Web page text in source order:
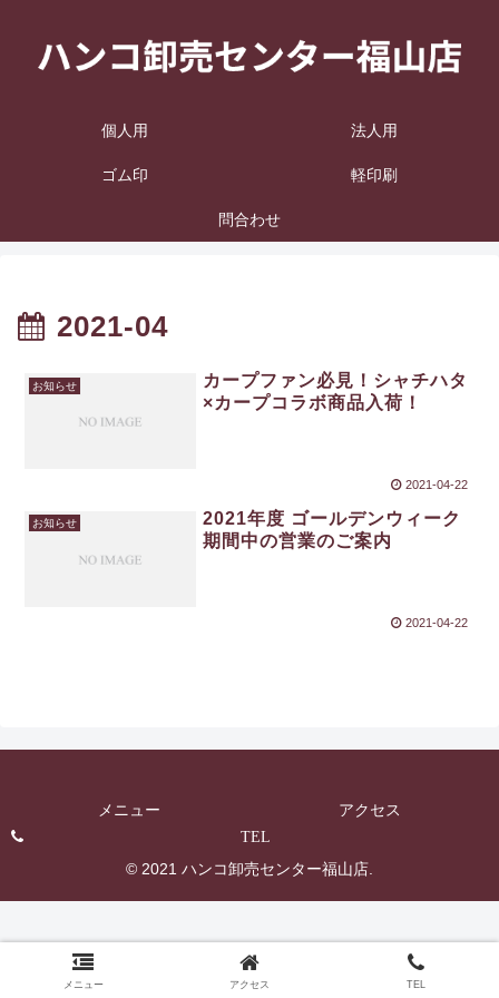
個人用 法人用
ゴム印 軽印刷
問合わせ
2021-04
お知らせ
カープファン必見！シャチハタ
×カープコラボ商品入荷！
2021-04-22
お知らせ
2021年度 ゴールデンウィーク
期間中の営業のご案内
2021-04-22
メニュー アクセス
TEL
© 2021 ハンコ卸売センター福山店.
メニュー アクセス TEL